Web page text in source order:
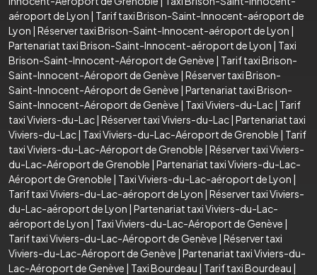
aéroport de Lyon | Tarif taxi Brison-Saint-Innocent-aéroport de
Lyon | Réserver taxi Brison-Saint-Innocent-aéroport de Lyon |
Partenariat taxi Brison-Saint-Innocent-aéroport de Lyon | Taxi
Brison-Saint-Innocent-Aéroport de Genève | Tarif taxi Brison-
Saint-Innocent-Aéroport de Genève | Réserver taxi Brison-
Saint-Innocent-Aéroport de Genève | Partenariat taxi Brison-
Saint-Innocent-Aéroport de Genève | Taxi Viviers-du-Lac| Tarif
taxi Viviers-du-Lac| Réserver taxi Viviers-du-Lac| Partenariat taxi
Viviers-du-Lac| Taxi Viviers-du-Lac-Aéroport de Grenoble | Tarif
taxi Viviers-du-Lac-Aéroport de Grenoble | Réserver taxi Viviers-
du-Lac-Aéroport de Grenoble | Partenariat taxi Viviers-du-Lac-
Aéroport de Grenoble | Taxi Viviers-du-Lac-aéroport de Lyon |
Tarif taxi Viviers-du-Lac-aéroport de Lyon | Réserver taxi Viviers-
du-Lac-aéroport de Lyon | Partenariat taxi Viviers-du-Lac-
aéroport de Lyon | Taxi Viviers-du-Lac-Aéroport de Genève |
Tarif taxi Viviers-du-Lac-Aéroport de Genève | Réserver taxi
Viviers-du-Lac-Aéroport de Genève | Partenariat taxi Viviers-du-
Lac-Aéroport de Genève | Taxi Bourdeau | Tarif taxi Bourdeau |